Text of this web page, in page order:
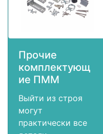
Прочие
комплектующ
ие ПММ
Выйти из строя
могут
практически все